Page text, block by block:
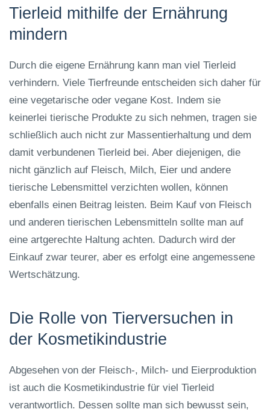
Tierleid mithilfe der Ernährung
mindern
Durch die eigene Ernährung kann man viel Tierleid
verhindern. Viele Tierfreunde entscheiden sich daher für
eine vegetarische oder vegane Kost. Indem sie
keinerlei tierische Produkte zu sich nehmen, tragen sie
schließlich auch nicht zur Massentierhaltung und dem
damit verbundenen Tierleid bei. Aber diejenigen, die
nicht gänzlich auf Fleisch, Milch, Eier und andere
tierische Lebensmittel verzichten wollen, können
ebenfalls einen Beitrag leisten. Beim Kauf von Fleisch
und anderen tierischen Lebensmitteln sollte man auf
eine artgerechte Haltung achten. Dadurch wird der
Einkauf zwar teurer, aber es erfolgt eine angemessene
Wertschätzung.
Die Rolle von Tierversuchen in
der Kosmetikindustrie
Abgesehen von der Fleisch-, Milch- und Eierproduktion
ist auch die Kosmetikindustrie für viel Tierleid
verantwortlich. Dessen sollte man sich bewusst sein,